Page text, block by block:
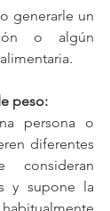
generarle un
o algún
peso:
persona o
diferentes
consideran
y supone la